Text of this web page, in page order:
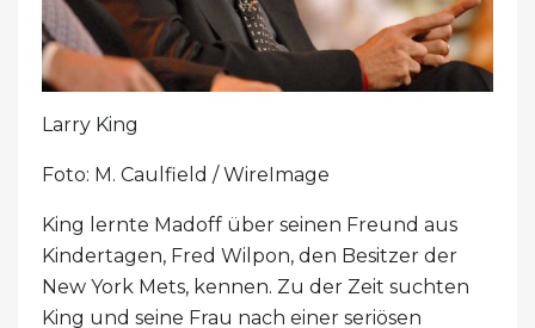
Larry King
Foto: M. Caulfield / WireImage
King lernte Madoff über seinen Freund aus
Kindertagen, Fred Wilpon, den Besitzer der
New York Mets, kennen. Zu der Zeit suchten
King und seine Frau nach einer seriösen